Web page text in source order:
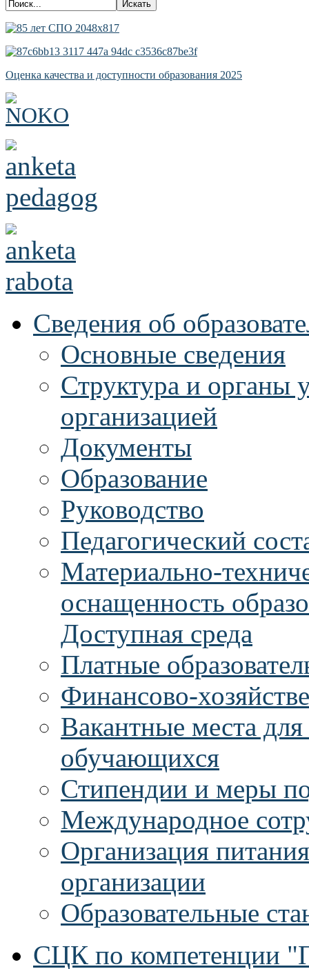
Оценка качества и доступности образования 2025
Сведения об
Основные сведения
Структура и органы
организацией
Документы
Образование
Руководство
Педагогический
Материально-
оснащенность
Доступная среда
Платные
Финансово-
Вакантные места
обучающихся
Стипендии и меры
Международное
Организация
организации
Образовательные
СЦК по компетенции